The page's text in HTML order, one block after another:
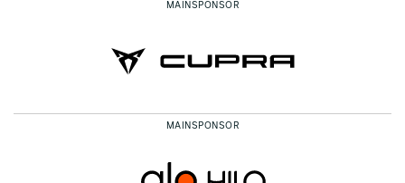
Kaiyuan Liu
MAINSPONSOR
MAINSPONSOR